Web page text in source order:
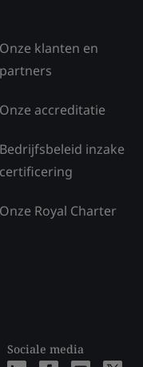
Onze klanten en
partners
Onze accreditatie
Bedrijfsbeleid inzake
certificering
Onze Royal Charter
Sociale media